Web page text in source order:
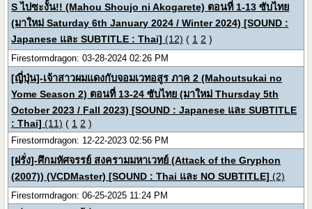
S ไปซะงั้น!! (Mahou Shoujo ni Akogarete) ตอนที่ 1-13 ซับไทย
(มาใหม่ Saturday 6th January 2024 / Winter 2024) [SOUND :
Japanese และ SUBTITLE : Thai] (12) ( 1 2 )
Firestormdragon: 03-28-2024 02:26 PM
[ญี่ปุ่น]-เจ้าสาวผมแดงกับจอมเวทอสูร ภาค 2 (Mahoutsukai no
Yome Season 2) ตอนที่ 13-24 ซับไทย (มาใหม่ Thursday 5th
October 2023 / Fall 2023) [SOUND : Japanese และ SUBTITLE
: Thai] (11) ( 1 2 )
Firestormdragon: 12-22-2023 02:56 PM
[ฝรั่ง]-ศึกมหัศจรรย์ สงครามมหาเวทย์ (Attack of the Gryphon
(2007)) (VCDMaster) [SOUND : Thai และ NO SUBTITLE] (2)
Firestormdragon: 06-25-2025 11:24 PM